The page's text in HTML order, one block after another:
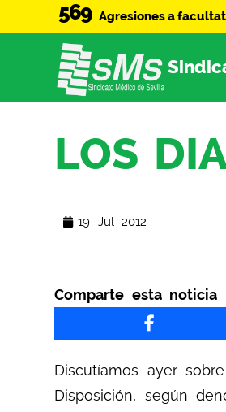
Agresiones a
569
LOS
19 Jul 2012
Comparte esta noticia
Discutíamos ayer
Disposición, según